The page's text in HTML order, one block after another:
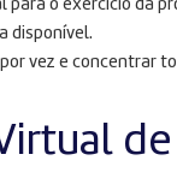
para o exercício da
disponível.
vez e concentrar